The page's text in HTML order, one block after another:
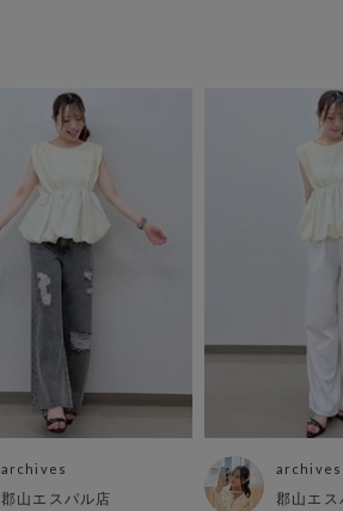
archives
郡山エスパル店
archives
郡山エス